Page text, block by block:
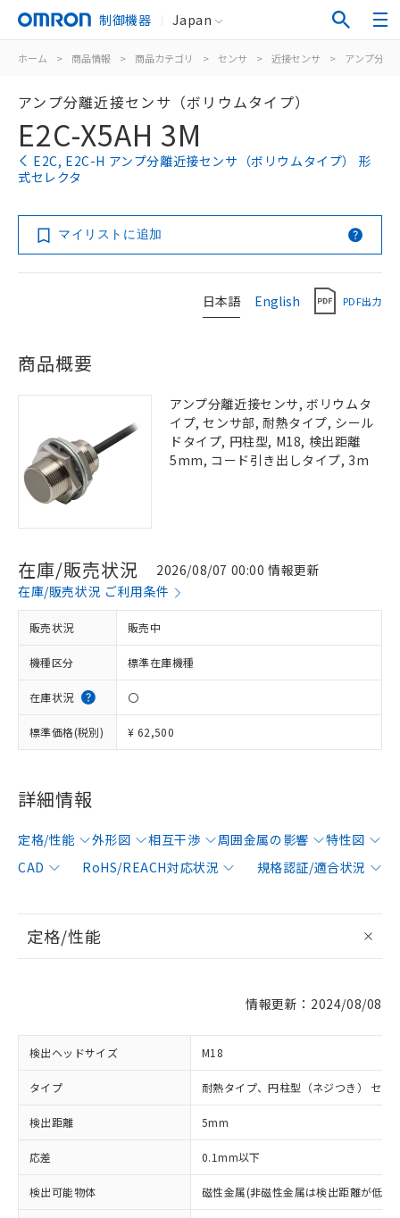
制御機器 Japan
ホーム > 商品情報 > 商品カテゴリ > センサ > 近接センサ > アンプ分離
アンプ分離近接センサ（ボリウムタイプ）
E2C-X5AH 3M
E2C, E2C-H アンプ分離近接センサ（ボリウムタイプ） 形
式セレクタ
マイリストに追加
日本語 English PDF出力
商品概要
アンプ分離近接センサ, ボリウムタ
イプ, センサ部, 耐熱タイプ, シール
ドタイプ, 円柱型, M18, 検出距離
5mm, コード引き出しタイプ, 3m
在庫/販売状況
2026/08/07 00:00 情報更新
在庫/販売状況 ご利用条件
販売状況 販売中
機種区分 標準在庫機種
在庫状況 〇
標準価格(税別) ¥ 62,500
詳細情報
定格/性能 外形図 相互干渉 周囲金属の影響
特性図
CAD
RoHS/REACH対応状況 規格認証/適合状況
定格/性能
情報更新：2024/08/08
検出ヘッドサイズ M18
タイプ 耐熱タイプ、円柱型（ネジつき） セン
検出距離 5mm
応差 0.1mm以下
検出可能物体 磁性金属(非磁性金属は検出距離が低下